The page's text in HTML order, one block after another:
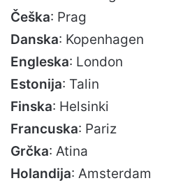
Češka: Prag
Danska: Kopenhagen
Engleska: London
Estonija: Talin
Finska: Helsinki
Francuska: Pariz
Grčka: Atina
Holandija: Amsterdam